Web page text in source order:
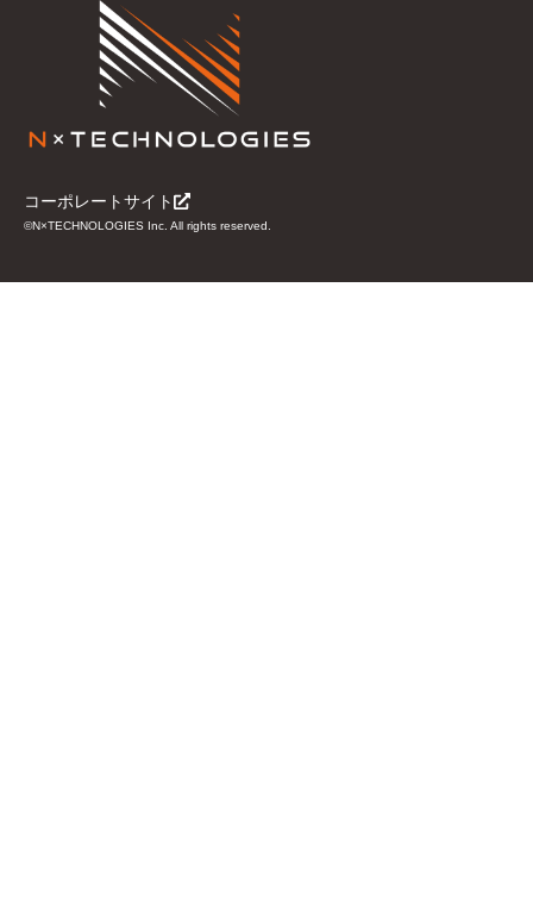
コーポレートサイト
©N×TECHNOLOGIES Inc. All rights reserved.